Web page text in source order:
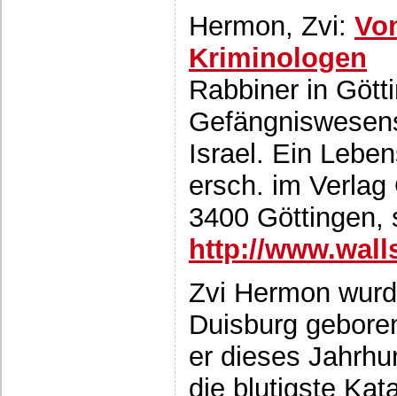
Hermon, Zvi:
Kriminologen
Rabbiner in
Israel. Ein
ersch. im
3400 Göttingen,
http://
Zvi Hermon
Duisburg
er dieses
die blutigste